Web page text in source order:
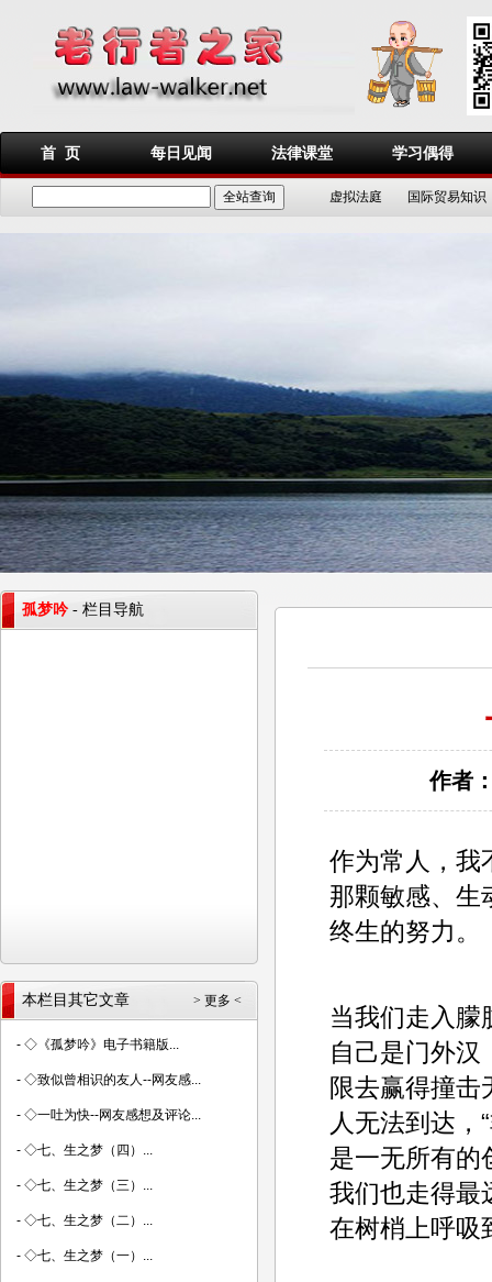
首 页 每日见闻 法律课堂 学习偶得
虚拟法庭 国际贸易知识
作者
作为常人，我
那颗敏感、生
终生的努力。
当我们走入朦
自己是门外汉
限去赢得撞击
人无法到达，
是一无所有的
我们也走得最
在树梢上呼吸
孤梦吟- 栏目导航
> 更多 <
本栏目其它文章
- ◇《孤梦吟》电子书籍版...
- ◇致似曾相识的友人--网友感...
- ◇一吐为快--网友感想及评论...
- ◇七、生之梦（四）...
- ◇七、生之梦（三）...
- ◇七、生之梦（二）...
- ◇七、生之梦（一）...